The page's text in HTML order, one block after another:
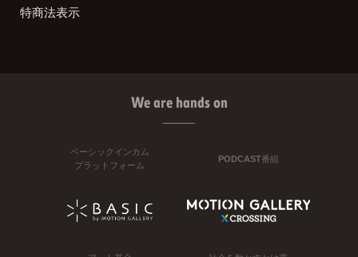
特商法表示
We are hands on
ベーシックインカム
プラットフォーム
PODCAST番組